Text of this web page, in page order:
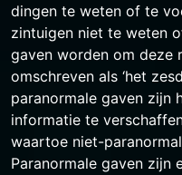
dingen te weten of te
zintuigen niet te weten
gaven worden om deze
omschreven als ‘het
paranormale gaven zijn
informatie te
waartoe niet-
Paranormale gaven zijn